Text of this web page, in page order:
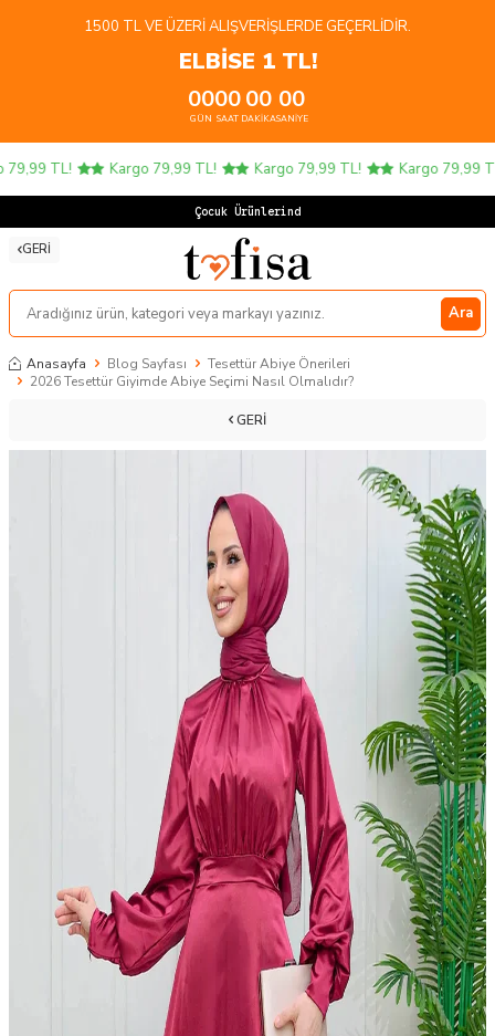
1500 TL VE ÜZERI ALIŞVERIŞLERDE GEÇERLIDIR.
ELBİSE 1 TL!
00
GÜN
00
SAAT
00
DAKIKA
00
SANIYE
TL! Kargo 79,99 TL! Kargo 79,99 TL! Kargo 79,99 TL!
Çocuk Ürünlerinde 4
GERI
Ara
Anasayfa Blog Sayfası
Tesettür Abiye Önerileri
2026 Tesettür Giyimde Abiye Seçimi Nasıl Olmalıdır?
GERI